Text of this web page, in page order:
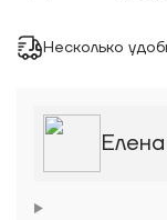
Несколько